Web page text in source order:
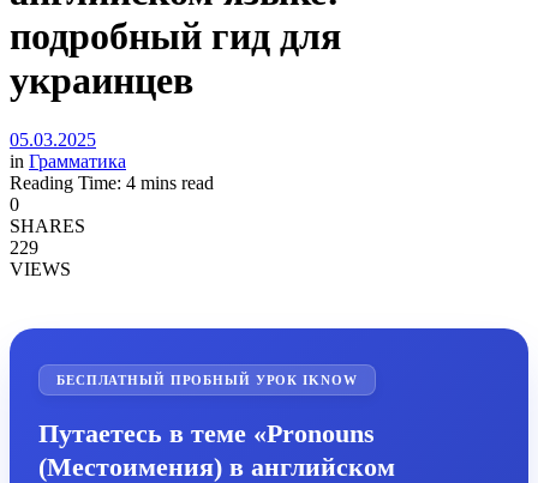
подробный гид для
украинцев
05.03.2025
in Грамматика
Reading Time: 4 mins read
0
SHARES
229
VIEWS
БЕСПЛАТНЫЙ ПРОБНЫЙ УРОК IKNOW
Путаетесь в теме «Pronouns
(Местоимения) в английском